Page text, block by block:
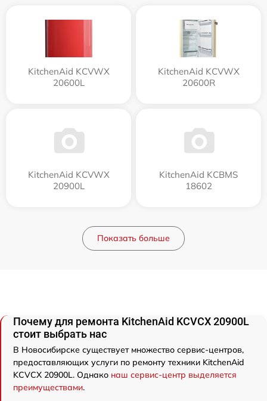
KitchenAid KCVWX
20600L
KitchenAid KCVWX
20600R
KitchenAid KCVWX
20900L
KitchenAid KCBMS
18602
Показать больше
Почему для ремонта KitchenAid KCVCX 20900L
стоит выбрать нас
В Новосибирске существует множество сервис-центров,
предоставляющих услуги по ремонту техники KitchenAid
KCVCX 20900L. Однако наш сервис-центр выделяется
преимуществами.